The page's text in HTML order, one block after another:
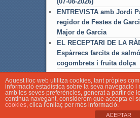
ENTREVISTA amb Jordi
regidor de Festes de
Major de Garcia
EL RECEPTARI DE LA
Espàrrecs farcits de
cogombrets i fruita dolça
© Associació Local de Ràdio
Aquest lloc web utilitza cookies, tant pròpies
informació estadística sobre la seva navegació i
amb les seves preferències, generat a partir de
continua navegant, considerem que accepta el
cookies, clica l'enllaç per més informació.
ACEPTAR